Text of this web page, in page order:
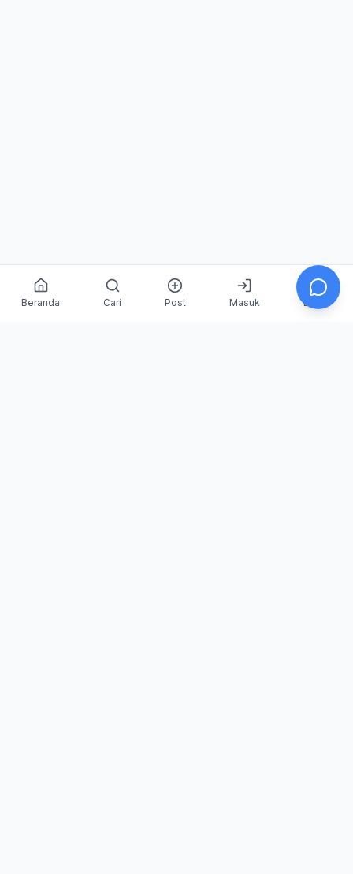
Beranda Cari Post Masuk Daftar